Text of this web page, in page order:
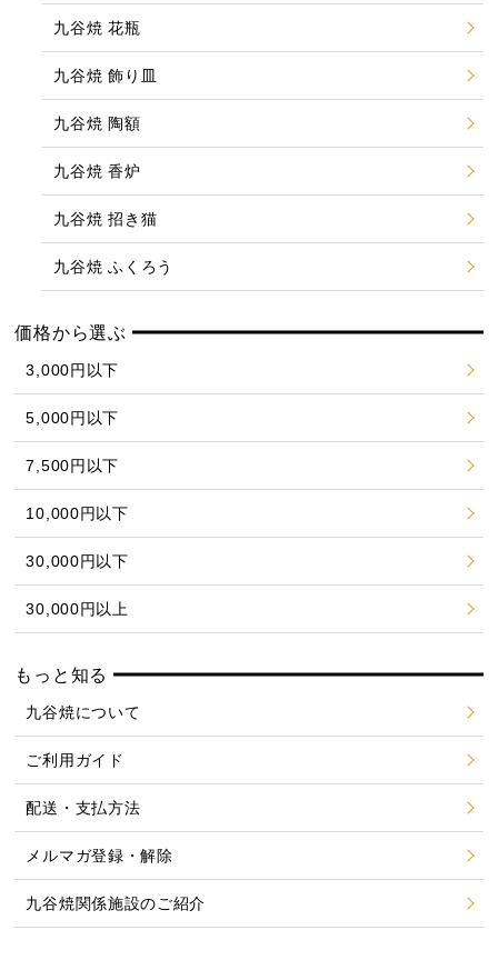
九谷焼 花瓶
九谷焼 飾り皿
九谷焼 陶額
九谷焼 香炉
九谷焼 招き猫
九谷焼 ふくろう
価格から選ぶ
3,000円以下
5,000円以下
7,500円以下
10,000円以下
30,000円以下
30,000円以上
もっと知る
九谷焼について
ご利用ガイド
配送・支払方法
メルマガ登録・解除
九谷焼関係施設のご紹介